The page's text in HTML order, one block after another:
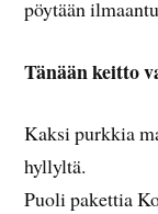
pöytään
Tänään keitto
Kaksi purkkia
hyllyltä.
Puoli pakettia